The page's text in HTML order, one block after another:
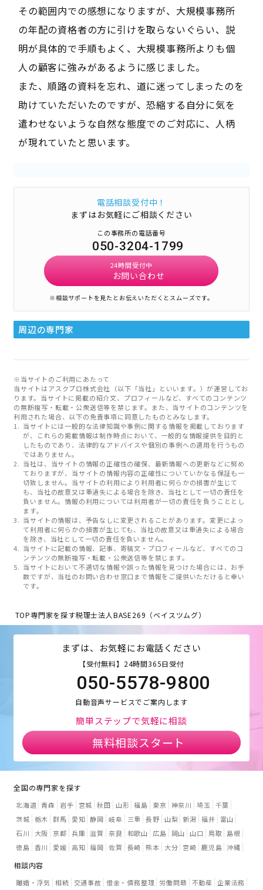
その範囲内での感想になりますが、大規模事務所
の年配の資格者の方に引けを取らないぐらい、説
明が具体的で手順もよく、大規模事務所よりも個
人の顧客に強みがあるように感じました。
また、順路の資料を忘れ、道に迷ってしまったのを
助けていただいたのですが、恐縮する自分に気を
遣わせないような自然な態度でのご対応に、人柄
が現れていたと思います。
電話相談受付中！
まずはお気軽にご相談ください
この事務所の電話番号
050-3204-1799
24時間受付中
お問い合わせ
※相談サポートを見たとお伝えいただくとスムーズです。
周辺の専門家
※当サイトのご利用にあたって
当サイトはアスクプロ株式会社（以下「当社」といいます。）が運営してお
ります。当サイトに掲載の紹介文、プロフィールなど、すべてのコンテンツ
の無断複写・転載・公衆送信等を禁じます。また、当サイトのコンテンツを
利用された場合、以下の免責事項に同意したものとみなします。
当サイトには一般的な法律知識や事例に関する情報を掲載しております
が、これらの掲載情報は制作時点において、一般的な情報提供を目的と
したものであり、法律的なアドバイスや個別の事例への適用を行うもの
ではありません。
当社は、当サイトの情報の正確性の確保、最新情報への更新などに努め
ておりますが、当サイトの情報内容の正確性についていかなる保証も一
切致しません。当サイトの利用により利用者に何らかの損害が生じて
も、当社の故意又は重過失による場合を除き、当社として一切の責任を
負いません。情報の利用については利用者が一切の責任を負うこととし
ます。
当サイトの情報は、予告なしに変更されることがあります。変更によっ
て利用者に何らかの損害が生じても、当社の故意又は重過失による場合
を除き、当社として一切の責任を負いません。
当サイトに記載の情報、記事、寄稿文・プロフィールなど、すべてのコ
ンテンツの無断複写・転載・公衆送信等を禁じます。
当サイトにおいて不適切な情報や誤った情報を見つけた場合には、お手
数ですが、当社のお問い合わせ窓口まで情報をご提供いただけると幸い
です。
TOP専門家を探す税理士法人BASE269（ベイスツムグ）
まずは、お気軽にお電話ください
【受付無料】24時間365日受付
050-5578-9800
自動音声サービスでご案内します
簡単ステップで気軽に相談
無料相談スタート
全国の専門家を探す
北海道 青森 岩手 宮城 秋田 山形 福島 東京 神奈川 埼玉
千葉
茨城 栃木 群馬 愛知 静岡 岐阜 三重 長野 山梨 新潟 福井
富山
石川
大阪 京都 兵庫 滋賀 奈良 和歌山 広島 岡山 山口 鳥取
島根
徳島 香川 愛媛 高知 福岡 佐賀 長崎 熊本 大分 宮崎 鹿児島 沖縄
相談内容
離婚・浮気 相続 交通事故 借金・債務整理 労働問題 不動産 企業法務